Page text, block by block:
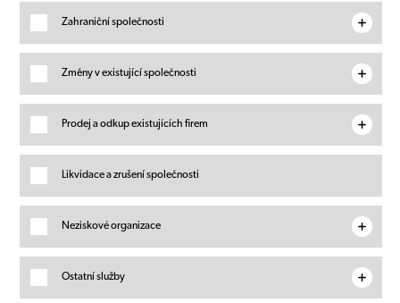
Zahraniční společnosti
Změny v existující společnosti
Prodej a odkup existujících firem
Likvidace a zrušení společnosti
Neziskové organizace
Ostatní služby